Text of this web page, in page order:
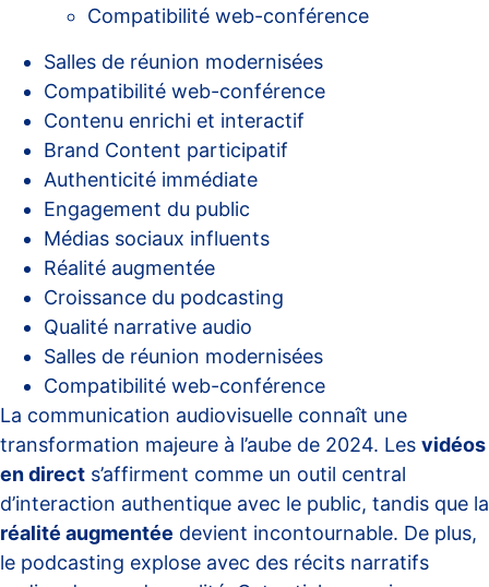
Compatibilité web-conférence
Salles de réunion modernisées
Compatibilité web-conférence
Contenu enrichi et interactif
Brand Content participatif
Authenticité immédiate
Engagement du public
Médias sociaux influents
Réalité augmentée
Croissance du podcasting
Qualité narrative audio
Salles de réunion modernisées
Compatibilité web-conférence
La communication audiovisuelle connaît une
transformation majeure à l’aube de 2024. Les vidéos
en direct s’affirment comme un outil central
d’interaction authentique avec le public, tandis que la
réalité augmentée devient incontournable. De plus,
le podcasting explose avec des récits narratifs